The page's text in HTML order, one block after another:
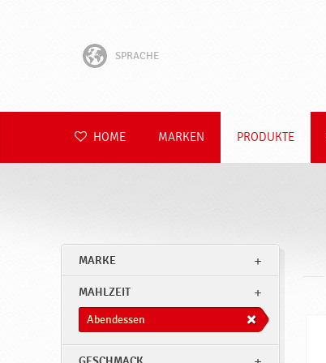
SPRACHE
Hrvatski
Polski
Română
HOME MARKEN PRODUKTE
MARKE
MAHLZEIT
Abendessen